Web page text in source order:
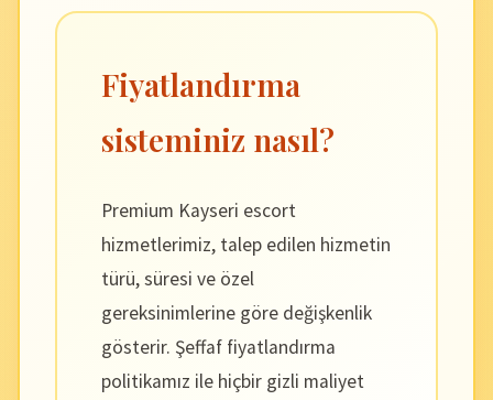
Fiyatlandırma
sisteminiz nasıl?
Premium Kayseri escort
hizmetlerimiz, talep edilen hizmetin
türü, süresi ve özel
gereksinimlerine göre değişkenlik
gösterir. Şeffaf fiyatlandırma
politikamız ile hiçbir gizli maliyet